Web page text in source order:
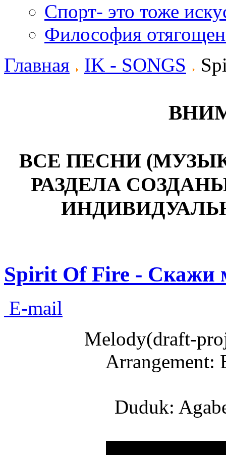
Спорт- это тоже
Философия
Главная
IK - SONGS
ВСЕ ПЕСНИ
РАЗДЕЛА
Spirit Of Fire - Скажи
E-mail
Melody(draft-
Arrangement:
Duduk: